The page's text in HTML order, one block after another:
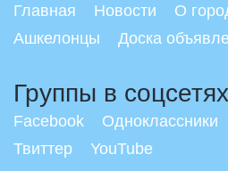
Главная Новости О
Ашкелонцы
Доска
Группы в соцсетях
Facebook Одноклассники
Твиттер
YouTube